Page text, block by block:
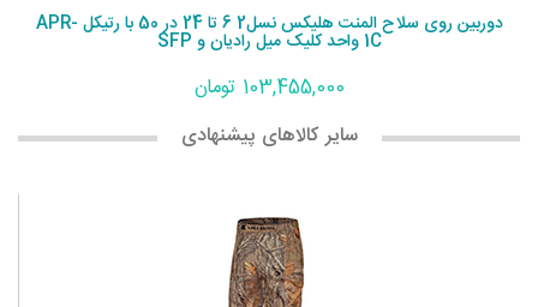
دوربین روی سلاح المنت هلیکس نسل2 6 تا 24 در 50 با رتیکل APR-
1C واحد کلیک میل رادیان و SFP
103,455,000 تومان
سایر کالاهای پیشنهادی